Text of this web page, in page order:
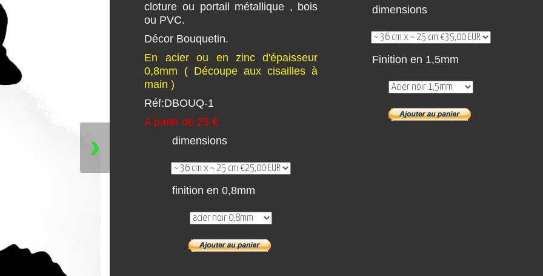
❯
cloture ou portail métallique , bois
ou PVC.
Décor Bouquetin.
En acier ou en zinc d'épaisseur
0,8mm ( Découpe aux cisailles à
main )
Réf:DBOUQ-1
A partir de 25 €
dimensions
finition en 0,8mm
dimensions
Finition en 1,5mm